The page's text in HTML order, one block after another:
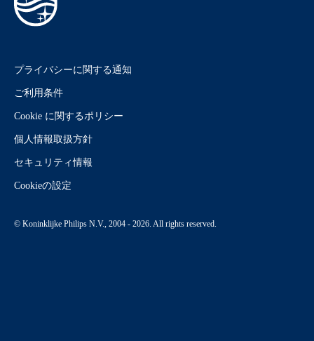
プライバシーに関する通知
ご利用条件
Cookie に関するポリシー
個人情報取扱方針
セキュリティ情報
Cookieの設定
© Koninklijke Philips N.V., 2004 - 2026. All rights reserved.